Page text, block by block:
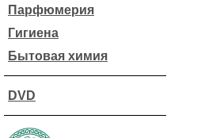
Парфюмерия
Гигиена
Бытовая химия
DVD